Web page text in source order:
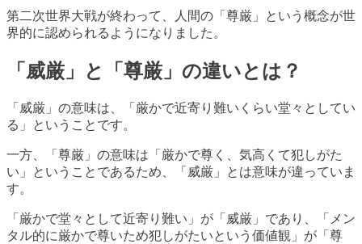
第二次世界大戦が終わって、人間の「尊厳」という概念が世
界的に認められるようになりました。
「威厳」と「尊厳」の違いとは？
「威厳」の意味は、「厳かで近寄り難いくらい堂々としてい
る」ということです。
一方、「尊厳」の意味は「厳かで尊く、気高くて犯しがた
い」ということであるため、「威厳」とは意味が違っていま
す。
「厳かで堂々として近寄り難い」が「威厳」であり、「メン
タル的に厳かで尊いため犯しがたいという価値観」が「尊